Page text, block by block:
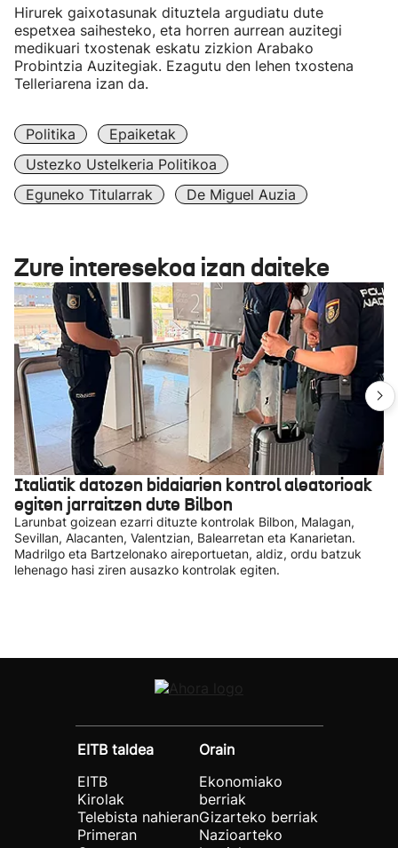
Hirurek gaixotasunak dituztela argudiatu dute
espetxea saihesteko, eta horren aurrean auzitegi
medikuari txostenak eskatu zizkion Arabako
Probintzia Auzitegiak. Ezagutu den lehen txostena
Telleriarena izan da.
Politika
Epaiketak
Ustezko Ustelkeria Politikoa
Eguneko Titularrak
De Miguel Auzia
Zure interesekoa izan daiteke
Italiatik datozen bidaiarien kontrol aleatorioak
egiten jarraitzen dute Bilbon
Larunbat goizean ezarri dituzte kontrolak Bilbon, Malagan,
Sevillan, Alacanten, Valentzian, Balearretan eta Kanarietan.
Madrilgo eta Bartzelonako aireportuetan, aldiz, ordu batzuk
lehenago hasi ziren ausazko kontrolak egiten.
EITB taldea
EITB
Kirolak
Telebista nahieran
Primeran
Orain
Ekonomiako
berriak
Gizarteko berriak
Nazioarteko